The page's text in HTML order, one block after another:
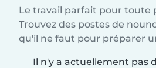
Le travail parfait pour toute
Trouvez des postes de
qu'il ne faut pour préparer
Il n'y a actuellement pas